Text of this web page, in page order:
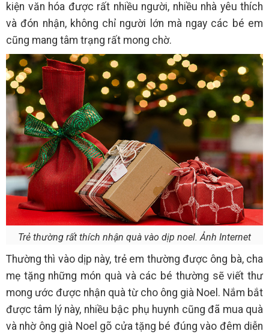
kiện văn hóa được rất nhiều người, nhiều nhà yêu thích
và đón nhận, không chỉ người lớn mà ngay các bé em
cũng mang tâm trạng rất mong chờ.
Trẻ thường rất thích nhận quà vào dịp noel. Ảnh Internet
Thường thì vào dịp này, trẻ em thường được ông bà, cha
mẹ tặng những món quà và các bé thường sẽ viết thư
mong ước được nhận quà từ cho ông già Noel. Nắm bắt
được tâm lý này, nhiều bậc phụ huynh cũng đã mua quà
và nhờ ông già Noel gõ cửa tặng bé đúng vào đêm diễn